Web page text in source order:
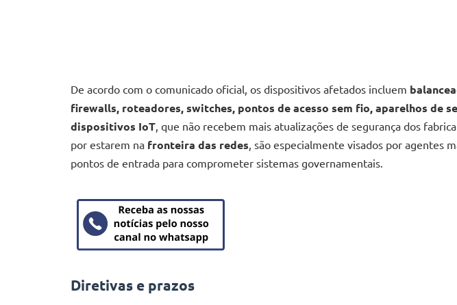
De acordo com o comunicado oficial, os dispositivos afetados incluem
firewalls, roteadores, switches, pontos de acesso sem fio, aparelhos de
dispositivos IoT , que não recebem mais atualizações de segurança dos
por estarem na fronteira das redes , são especialmente visados por agentes
pontos de entrada para comprometer sistemas governamentais.
Diretivas e prazos